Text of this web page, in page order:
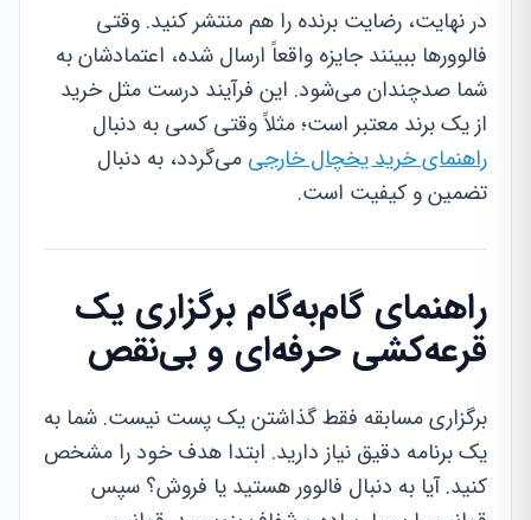
در نهایت، رضایت برنده را هم منتشر کنید. وقتی
فالوورها ببینند جایزه واقعاً ارسال شده، اعتمادشان به
شما صدچندان می‌شود. این فرآیند درست مثل خرید
از یک برند معتبر است؛ مثلاً وقتی کسی به دنبال
راهنمای خرید یخچال خارجی می‌گردد، به دنبال
تضمین و کیفیت است.
راهنمای گام‌به‌گام برگزاری یک
قرعه‌کشی حرفه‌ای و بی‌نقص
برگزاری مسابقه فقط گذاشتن یک پست نیست. شما به
یک برنامه دقیق نیاز دارید. ابتدا هدف خود را مشخص
کنید. آیا به دنبال فالوور هستید یا فروش؟ سپس